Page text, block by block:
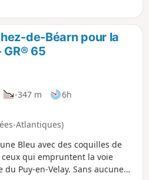
du Château
Gave de
des
des
les
de-Béarn pour la
65
-347 m
6h
Atlantiques)
Bleu avec des coquilles de
qui empruntent la voie
Puy-en-Velay. Sans aucune